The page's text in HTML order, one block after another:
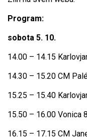
Program:
sobota 5. 10.
14.00 – 14.15
14.30 – 15.20 CM
15.25 – 15.40
15.50 – 16.00 Vonica
16.15 – 17.15 CM